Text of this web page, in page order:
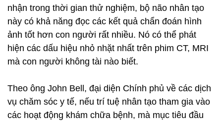
nhận trong thời gian thử nghiệm, bộ não nhân tạo
này có khả năng đọc các kết quả chẩn đoán hình
ảnh tốt hơn con người rất nhiều. Nó có thể phát
hiện các dấu hiệu nhỏ nhặt nhất trên phim CT, MRI
mà con người không tài nào biết.
Theo ông John Bell, đại diện Chính phủ về các dịch
vụ chăm sóc y tế, nếu trí tuệ nhân tạo tham gia vào
các hoạt động khám chữa bệnh, mà mục tiêu đầu